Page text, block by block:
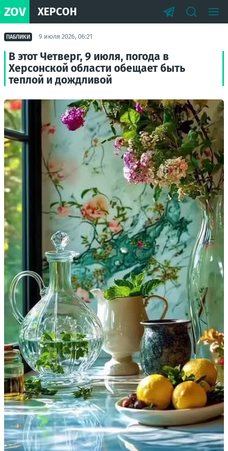
ZOV ХЕРСОН
ПАБЛИКИ 9 июля 2026, 06:21
В этот Четверг, 9 июля, погода в
Херсонской области обещает быть
теплой и дождливой